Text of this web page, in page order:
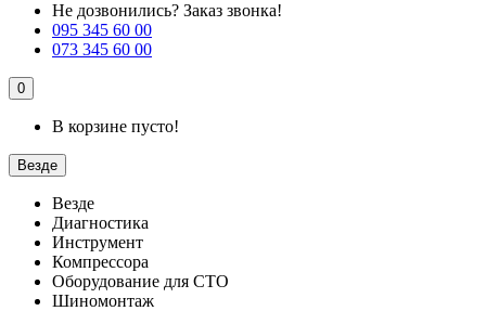
Не дозвонились? Заказ звонка!
095 345 60 00
073 345 60 00
0
В корзине пусто!
Везде
Везде
Диагностика
Инструмент
Компрессора
Оборудование для СТО
Шиномонтаж